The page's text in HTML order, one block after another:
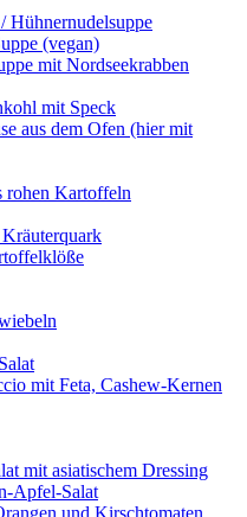
Hühnernudelsuppe
(vegan)
mit Nordseekrabben
mit Speck
aus dem Ofen (hier mit
rohen Kartoffeln
mit Feta, Cashew-Kernen
mit asiatischem Dressing
Apfel-Salat
und Kirschtomaten